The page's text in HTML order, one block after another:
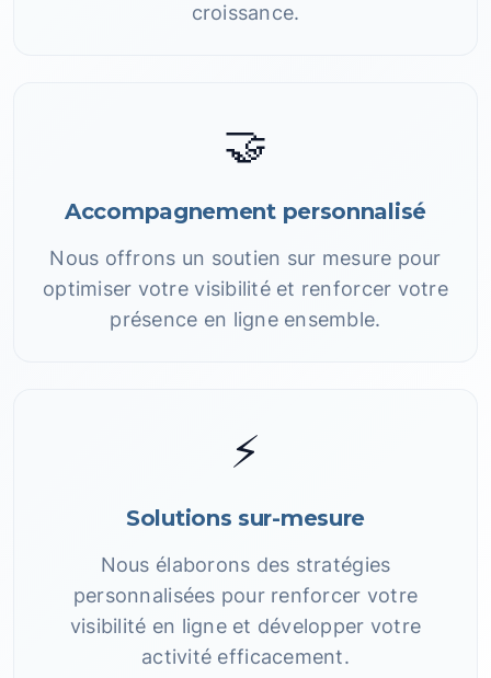
croissance.
🤝
Accompagnement personnalisé
Nous offrons un soutien sur mesure pour
optimiser votre visibilité et renforcer votre
présence en ligne ensemble.
⚡
Solutions sur-mesure
Nous élaborons des stratégies
personnalisées pour renforcer votre
visibilité en ligne et développer votre
activité efficacement.